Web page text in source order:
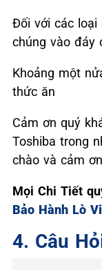
Đối với các loại
chúng vào đáy
Khoảng một
thức ăn
Cảm ơn quý
Toshiba trong
chào và cảm
Mọi Chi Tiết
Bảo Hành Lò
4. Câu